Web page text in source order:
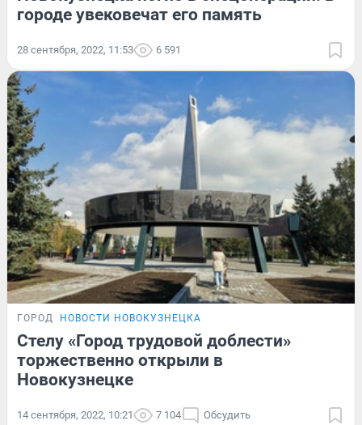
городе увековечат его память
28 сентября, 2022, 11:53 6 591
ГОРОД НОВОСТИ НОВОКУЗНЕЦКА
Стелу «Город трудовой доблести»
торжественно открыли в
Новокузнецке
14 сентября, 2022, 10:21 7 104 Обсудить